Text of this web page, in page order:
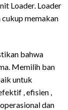
Loader. Loader
memakan
bahwa
Memilih ban
untuk
, efisien ,
dan